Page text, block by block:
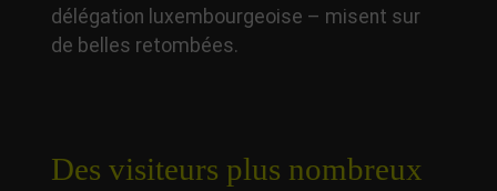
délégation luxembourgeoise – misent sur
de belles retombées.
Des visiteurs plus nombreux